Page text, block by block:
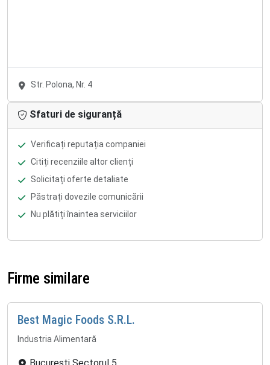
Str. Polona, Nr. 4
Sfaturi de siguranță
Verificați reputația companiei
Citiți recenziile altor clienți
Solicitați oferte detaliate
Păstrați dovezile comunicării
Nu plătiți înaintea serviciilor
Firme similare
Best Magic Foods S.R.L.
Industria Alimentară